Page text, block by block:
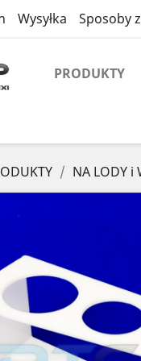
Wysyłka Sposoby
PRODUKTY
NA LODY i